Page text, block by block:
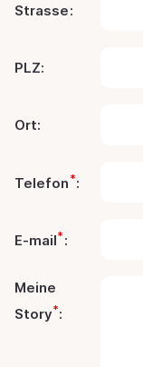
Strasse:
PLZ:
Ort:
Telefon *:
E-mail* :
Meine
Story*: